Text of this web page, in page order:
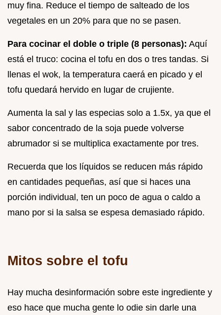
muy fina. Reduce el tiempo de salteado de los
vegetales en un 20% para que no se pasen.
Para cocinar el doble o triple (8 personas): Aquí
está el truco: cocina el tofu en dos o tres tandas. Si
llenas el wok, la temperatura caerá en picado y el
tofu quedará hervido en lugar de crujiente.
Aumenta la sal y las especias solo a 1.5x, ya que el
sabor concentrado de la soja puede volverse
abrumador si se multiplica exactamente por tres.
Recuerda que los líquidos se reducen más rápido
en cantidades pequeñas, así que si haces una
porción individual, ten un poco de agua o caldo a
mano por si la salsa se espesa demasiado rápido.
Mitos sobre el tofu
Hay mucha desinformación sobre este ingrediente y
eso hace que mucha gente lo odie sin darle una